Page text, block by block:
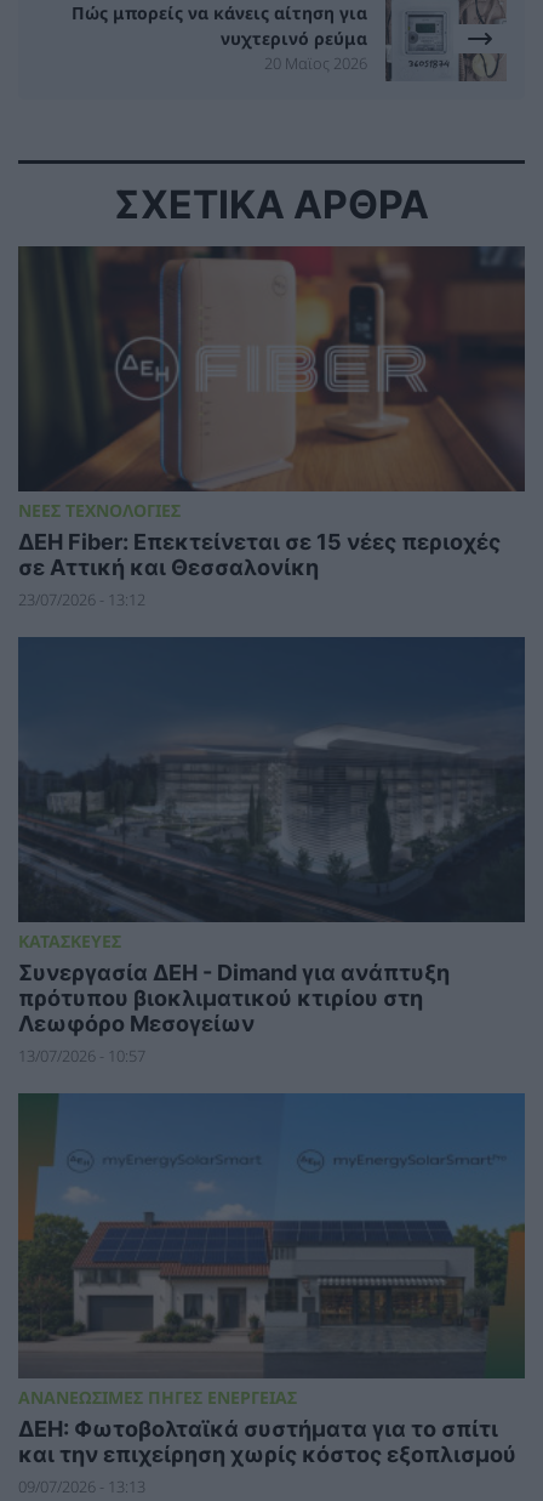
Πώς μπορείς να κάνεις αίτηση για
νυχτερινό ρεύμα
20 Μαϊος 2026
ΣΧΕΤΙΚΑ ΑΡΘΡΑ
ΝΕΕΣ ΤΕΧΝΟΛΟΓΙΕΣ
ΔΕΗ Fiber: Επεκτείνεται σε 15 νέες περιοχές
σε Αττική και Θεσσαλονίκη
23/07/2026 - 13:12
ΚΑΤΑΣΚΕΥΕΣ
Συνεργασία ΔΕΗ - Dimand για ανάπτυξη
πρότυπου βιοκλιματικού κτιρίου στη
Λεωφόρο Μεσογείων
13/07/2026 - 10:57
ΑΝΑΝΕΩΣΙΜΕΣ ΠΗΓΕΣ ΕΝΕΡΓΕΙΑΣ
ΔΕΗ: Φωτοβολταϊκά συστήματα για το σπίτι
και την επιχείρηση χωρίς κόστος εξοπλισμού
09/07/2026 - 13:13